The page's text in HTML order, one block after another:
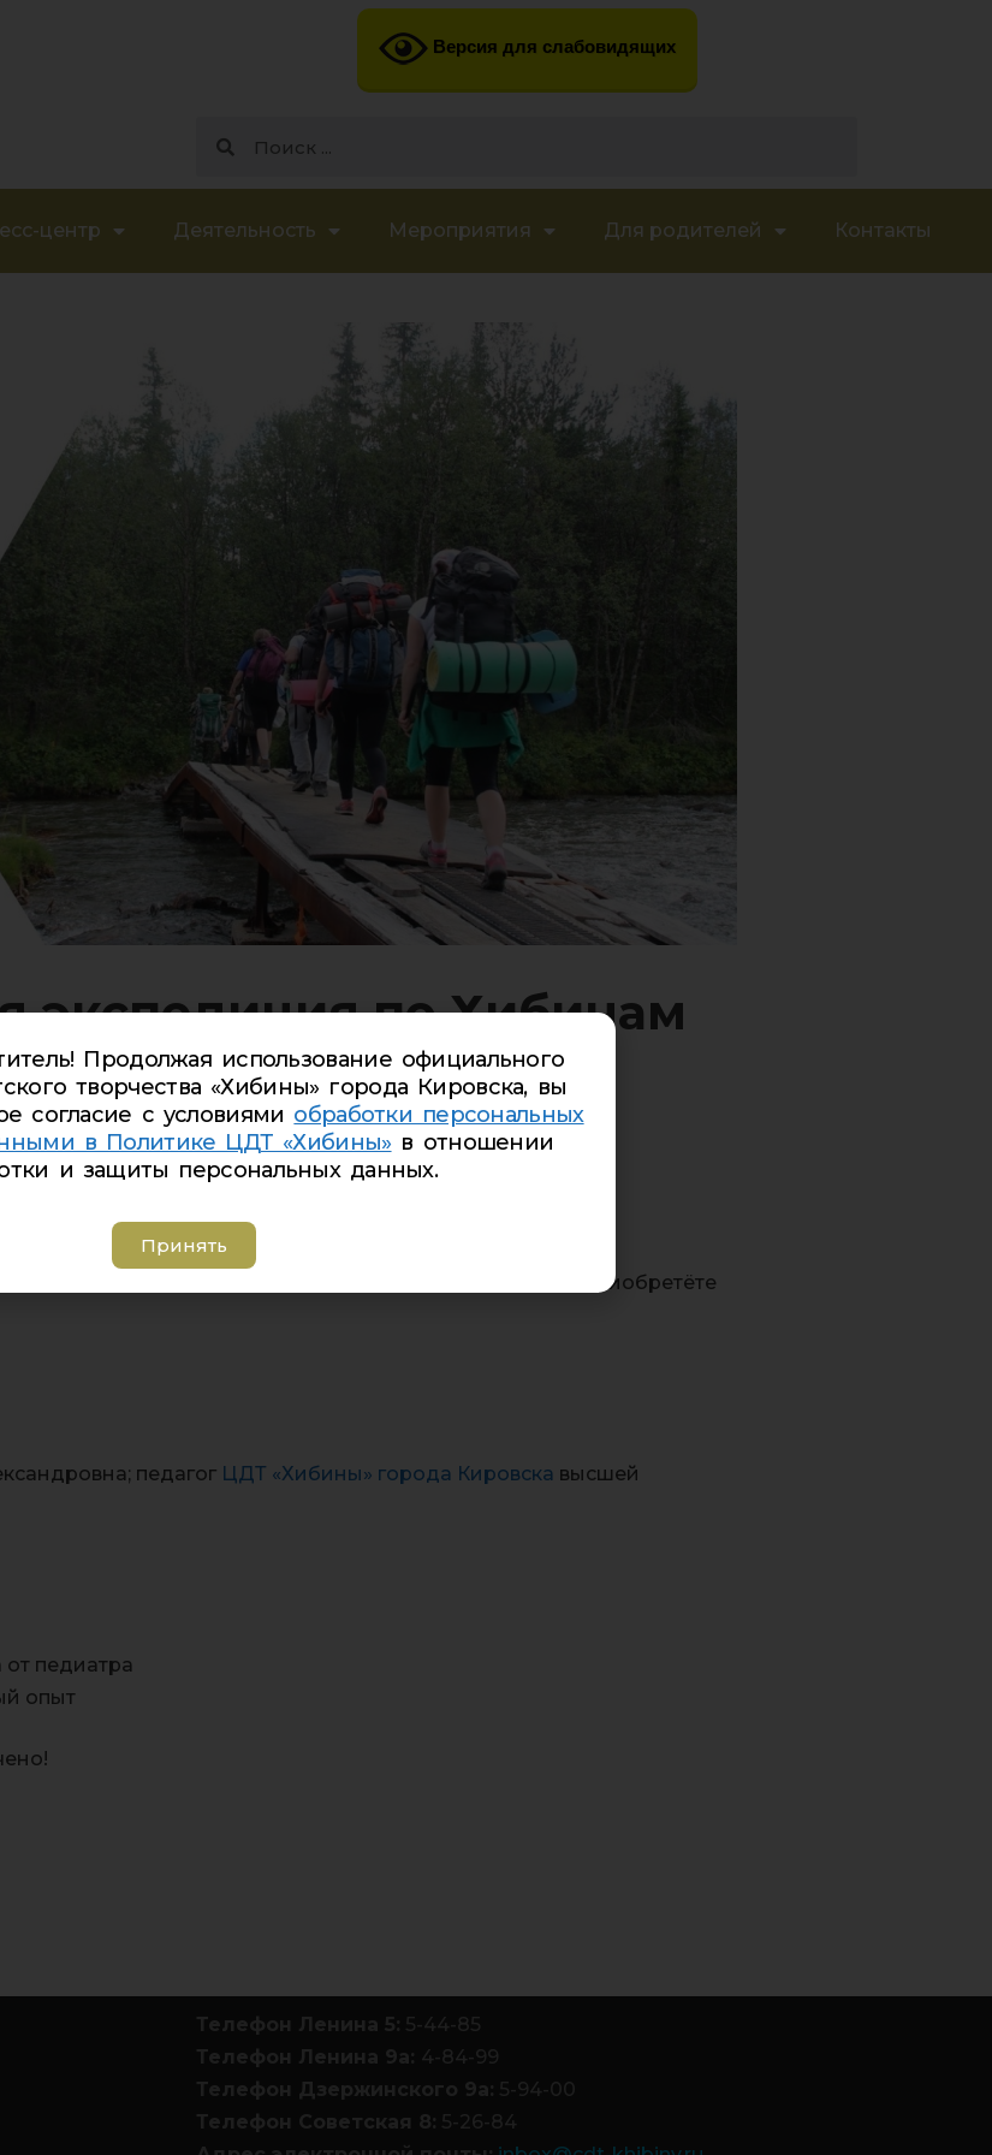
Версия для слабовидящих
центр Деятельность Мероприятия Для родителей Контакты
экспедиция по Хибинам
узнаете, как удивителен мир!
действительно можно!
экспедицию по Хибинам?
в потрясающую красоту северных пейзажей, но и приобретёте
педагог ЦДТ «Хибины» города Кировска высшей
педиатра
опыт
Продолжая использование официального
творчества «Хибины» города Кировска, вы
согласие с условиями обработки персональных
в Политике ЦДТ «Хибины» в отношении
и защиты персональных данных.
Принять